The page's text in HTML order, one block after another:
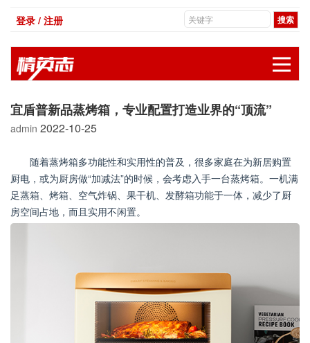
登录 / 注册
宜盾普新品蒸烤箱，专业配置打造业界的“顶流”
admin 2022-10-25
随着蒸烤箱多功能性和实用性的普及，很多家庭在为新居购置
厨电，或为厨房做“加减法”的时候，会考虑入手一台蒸烤箱。一机满
足蒸箱、烤箱、空气炸锅、果干机、发酵箱功能于一体，减少了厨
房空间占地，而且实用不闲置。